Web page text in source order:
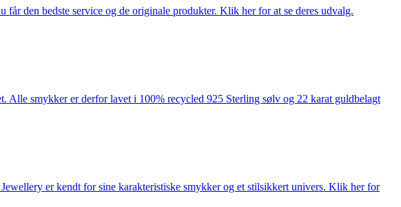
den bedste service og de originale produkter. Klik her for at se deres udvalg.
Alle smykker er derfor lavet i 100% recycled 925 Sterling sølv og 22 karat guldbelagt
er kendt for sine karakteristiske smykker og et stilsikkert univers. Klik her for